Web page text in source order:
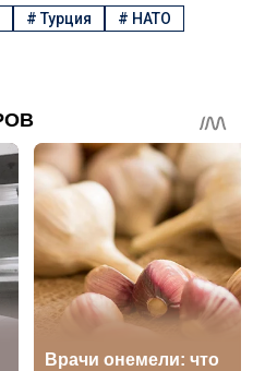
#Турция # НАТО